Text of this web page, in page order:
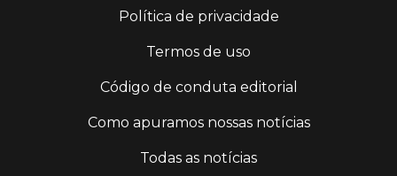
Política de privacidade
Termos de uso
Código de conduta editorial
Como apuramos nossas notícias
Todas as notícias